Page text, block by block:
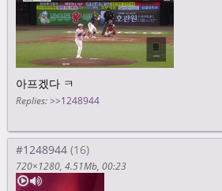
:37에는 카메라 티백잉 너무 웃겨
>아쉽잖아. 중국어가 더 예뻤으면 세계 사
가질 텐데. 난 그래
>>1248639
오늘 기온이 30도까지 올라와서 오토
야 되는지 불쌍히 여겨야 되는지 모르겠
아마 불쌍히 여기면 나은 거 같아 ㅋㅋ
>바람을 맞고 달리지 않을 때 빨리 더워지
응, 맞아. 땀 많이 나겠어
아프겠다 ㅋ
Replies: >>1248944
#1248944
720×1280 4.51Mb 00:23